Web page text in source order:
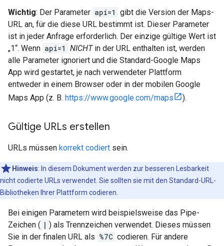
Wichtig: Der Parameter api=1 gibt die Version der Maps-
URL an, für die diese URL bestimmt ist. Dieser Parameter
ist in jeder Anfrage erforderlich. Der einzige gültige Wert ist
„1“. Wenn api=1 NICHTin der URL enthalten ist, werden
alle Parameter ignoriert und die Standard-Google Maps
App wird gestartet, je nach verwendeter Plattform
entweder in einem Browser oder in der mobilen Google
Maps App (z. B. https://www.google.com/maps ).
Gültige URLs erstellen
URLs müssen korrekt codiert sein.
Hinweis: In diesem Dokument werden zur besseren Lesbarkeit
nicht codierte URLs verwendet. Sie sollten sie mit den Standard-URL-
Bibliotheken Ihrer Plattform codieren.
Bei einigen Parametern wird beispielsweise das Pipe-
Zeichen ( | ) als Trennzeichen verwendet. Dieses müssen
Sie in der finalen URL als %7C codieren. Für andere